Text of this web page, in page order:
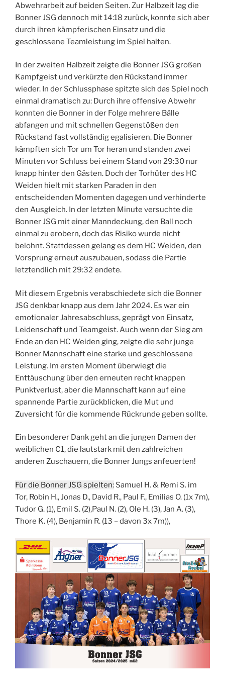
Abwehrarbeit auf beiden Seiten. Zur Halbzeit lag die
Bonner JSG dennoch mit 14:18 zurück, konnte sich aber
durch ihren kämpferischen Einsatz und die
geschlossene Teamleistung im Spiel halten.
In der zweiten Halbzeit zeigte die Bonner JSG großen
Kampfgeist und verkürzte den Rückstand immer
wieder. In der Schlussphase spitzte sich das Spiel noch
einmal dramatisch zu: Durch ihre offensive Abwehr
konnten die Bonner in der Folge mehrere Bälle
abfangen und mit schnellen Gegenstößen den
Rückstand fast vollständig egalisieren. Die Bonner
kämpften sich Tor um Tor heran und standen zwei
Minuten vor Schluss bei einem Stand von 29:30 nur
knapp hinter den Gästen. Doch der Torhüter des HC
Weiden hielt mit starken Paraden in den
entscheidenden Momenten dagegen und verhinderte
den Ausgleich. In der letzten Minute versuchte die
Bonner JSG mit einer Manndeckung, den Ball noch
einmal zu erobern, doch das Risiko wurde nicht
belohnt. Stattdessen gelang es dem HC Weiden, den
Vorsprung erneut auszubauen, sodass die Partie
letztendlich mit 29:32 endete.
Mit diesem Ergebnis verabschiedete sich die Bonner
JSG denkbar knapp aus dem Jahr 2024. Es war ein
emotionaler Jahresabschluss, geprägt von Einsatz,
Leidenschaft und Teamgeist. Auch wenn der Sieg am
Ende an den HC Weiden ging, zeigte die sehr junge
Bonner Mannschaft eine starke und geschlossene
Leistung. Im ersten Moment überwiegt die
Enttäuschung über den erneuten recht knappen
Punktverlust, aber die Mannschaft kann auf eine
spannende Partie zurückblicken, die Mut und
Zuversicht für die kommende Rückrunde geben sollte.
Ein besonderer Dank geht an die jungen Damen der
weiblichen C1, die lautstark mit den zahlreichen
anderen Zuschauern, die Bonner Jungs anfeuerten!
Für die Bonner JSG spielten: Samuel H. & Remi S. im
Tor, Robin H., Jonas D., David R., Paul F., Emilias O. (1x 7m),
Tudor G. (1), Emil S. (2),Paul N. (2), Ole H. (3), Jan A. (3),
Thore K. (4), Benjamin R. (13 – davon 3x 7m)),